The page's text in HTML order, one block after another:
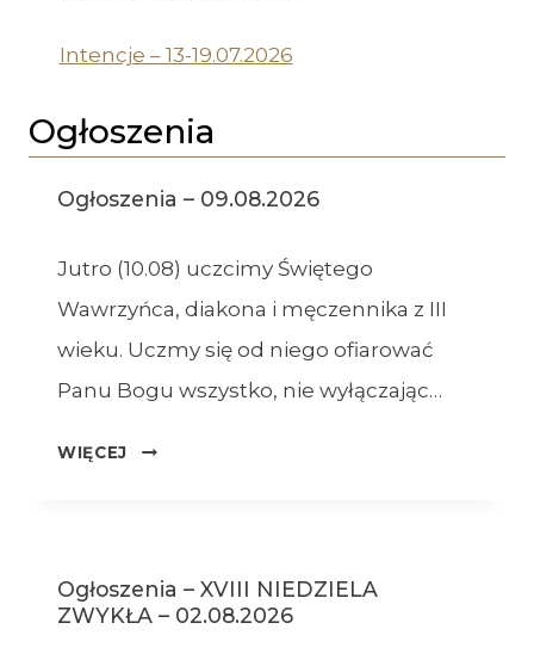
Intencje – 13-19.07.2026
Ogłoszenia
Ogłoszenia – 09.08.2026
Jutro (10.08) uczcimy Świętego
Wawrzyńca, diakona i męczennika z III
wieku. Uczmy się od niego ofiarować
Panu Bogu wszystko, nie wyłączając…
WIĘCEJ
OGŁOSZENIA
Ogłoszenia – XVIII NIEDZIELA
ZWYKŁA – 02.08.2026